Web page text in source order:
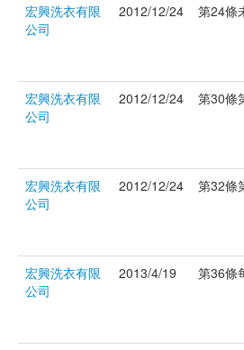
宏興洗衣有限
公司
2012/12/24 第24條
宏興洗衣有限
公司
2012/12/24 第30條
宏興洗衣有限
公司
2012/12/24 第32條
宏興洗衣有限
公司
2013/4/19 第36條